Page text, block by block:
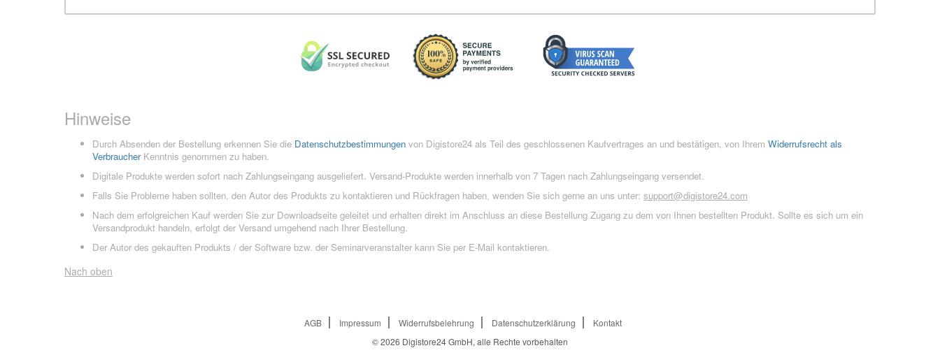
Hinweise
Durch Absenden der Bestellung erkennen Sie die Datenschutzbestimmungen von Digistore24 als Teil des geschlossenen Kaufvertrages an und bestätigen, von Ihrem Widerrufsrecht als
VerbraucherKenntnis genommen zu haben.
Digitale Produkte werden sofort nach Zahlungseingang ausgeliefert. Versand-Produkte werden innerhalb von 7 Tagen nach Zahlungseingang versendet.
Falls Sie Probleme haben sollten, den Autor des Produkts zu kontaktieren und Rückfragen haben, wenden Sie sich gerne an uns unter: support@digistore24.com
Nach dem erfolgreichen Kauf werden Sie zur Downloadseite geleitet und erhalten direkt im Anschluss an diese Bestellung Zugang zu dem von Ihnen bestellten Produkt. Sollte es sich um ein
Versandprodukt handeln, erfolgt der Versand umgehend nach Ihrer Bestellung.
Der Autor des gekauften Produkts / der Software bzw. der Seminarveranstalter kann Sie per E-Mail kontaktieren.
Nach oben
AGB Impressum Widerrufsbelehrung Datenschutzerklärung
Kontakt
© 2026 Digistore24 GmbH, alle Rechte vorbehalten